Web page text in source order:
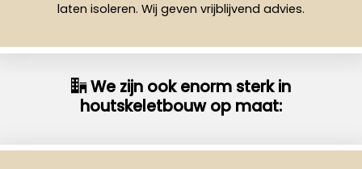
laten isoleren. Wij geven vrijblijvend advies.
We zijn ook enorm sterk in
houtskeletbouw op maat: